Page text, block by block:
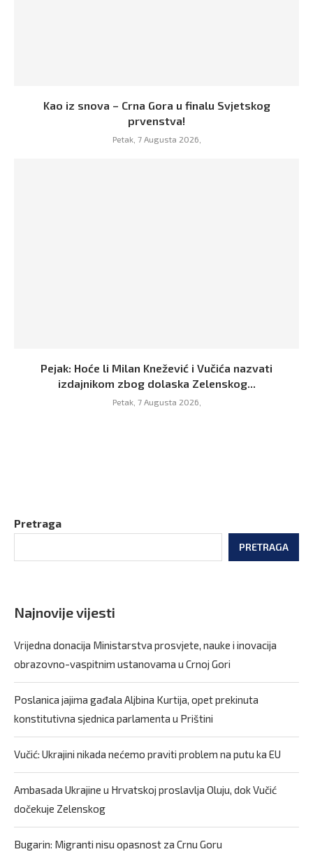
Kao iz snova – Crna Gora u finalu Svjetskog
prvenstva!
Petak, 7 Augusta 2026,
Pejak: Hoće li Milan Knežević i Vučića nazvati
izdajnikom zbog dolaska Zelenskog...
Petak, 7 Augusta 2026,
Pretraga
PRETRAGA
Najnovije vijesti
Vrijedna donacija Ministarstva prosvjete, nauke i inovacija
obrazovno-vaspitnim ustanovama u Crnoj Gori
Poslanica jajima gađala Aljbina Kurtija, opet prekinuta
konstitutivna sjednica parlamenta u Prištini
Vučić: Ukrajini nikada nećemo praviti problem na putu ka EU
Ambasada Ukrajine u Hrvatskoj proslavlja Oluju, dok Vučić
dočekuje Zelenskog
Bugarin: Migranti nisu opasnost za Crnu Goru